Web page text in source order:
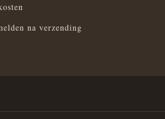
na verzending